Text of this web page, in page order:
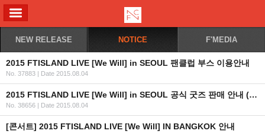
NEW RELEASE NOTICE F'MEDIA
2015 FTISLAND LIVE [We Will] in SEOUL 팬클럽 부스 이용안내
No. 37883 | Date 2015.08.04
2015 FTISLAND LIVE [We Will] in SEOUL 공식 굿즈 판매 안내 (KR/EN/JP)
No. 38656 | Date 2015.08.04
[콘서트] 2015 FTISLAND LIVE [We Will] IN BANGKOK 안내